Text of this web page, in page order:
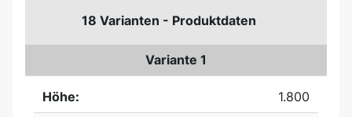
18 Varianten - Produktdaten
Variante 1
Höhe:
1.800